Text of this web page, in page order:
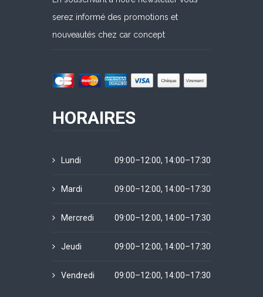
serez informé des promotions et
nouveautés chez car concept
HORAIRES
Lundi 09:00–12:00, 14:00–17:30
Mardi 09:00–12:00, 14:00–17:30
Mercredi 09:00–12:00, 14:00–17:30
Jeudi 09:00–12:00, 14:00–17:30
Vendredi 09:00–12:00, 14:00–17:30